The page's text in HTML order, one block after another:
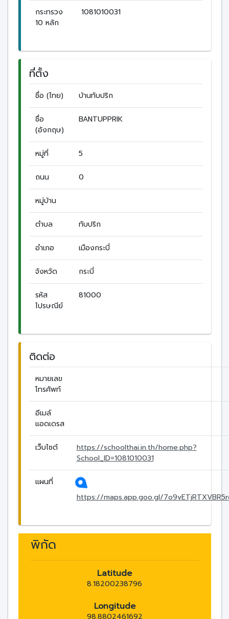
กระทรวง
10 หลัก
1081010031
ที่ตั้ง
ชื่อ (ไทย) บ้านทับปริก
ชื่อ
(อังกฤษ)
BANTUPPRIK
หมู่ที่ 5
ถนน 0
หมู่บ้าน
ตำบล ทับปริก
อำเภอ เมืองกระบี่
จังหวัด กระบี่
รหัส
ไปรษณีย์
81000
ติดต่อ
หมายเลข
โทรศัพท์
อีเมล์
แอดเดรส
เว็บไซต์
https://schoolthai.in.th/home.php?
School_ID=1081010031
แผนที่
https://maps.app.goo.gl/
พิกัด
Latitude
8.18200238796
Longitude
98.8802461692